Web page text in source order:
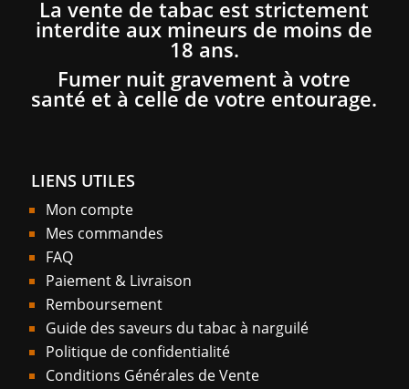
La vente de tabac est strictement
interdite aux mineurs de moins de
18 ans.
Fumer nuit gravement à votre
santé et à celle de votre entourage.
LIENS UTILES
Mon compte
Mes commandes
FAQ
Paiement & Livraison
Remboursement
Guide des saveurs du tabac à narguilé
Politique de confidentialité
Conditions Générales de Vente